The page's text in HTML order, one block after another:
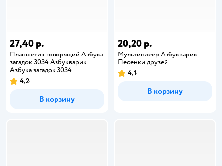
27,40 р.
Планшетик говорящий Азбука
загадок 3034 Азбукварик
Азбука загадок 3034
4,2
В корзину
20,20 р.
Мультиплеер Азбукварик
Песенки друзей
4,1
В корзину